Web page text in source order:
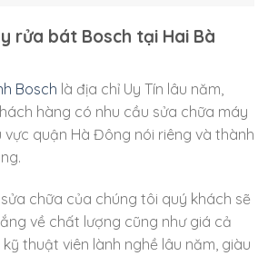
rửa bát Bosch tại Hai Bà
Bosch là địa chỉ Uy Tín lâu năm,
hàng có nhu cầu sửa chữa máy
quận Hà Đông nói riêng và thành
chữa của chúng tôi quý khách sẽ
về chất lượng cũng như giá cả
thuật viên lành nghề lâu năm, giàu